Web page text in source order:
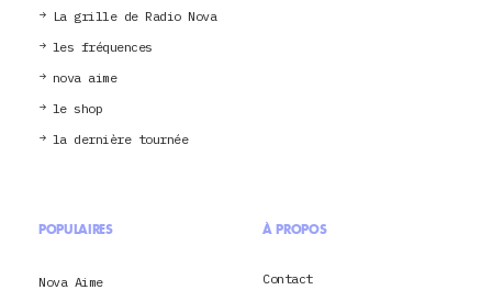
La grille de Radio Nova
les fréquences
nova aime
le shop
la dernière tournée
POPULAIRES
Nova Aime
À PROPOS
Contact